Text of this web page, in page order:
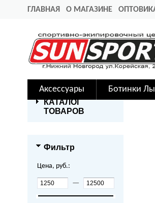
ГЛАВНАЯ О МАГАЗИНЕ
Аксессуары Ботинки
КАТАЛОГ
ТОВАРОВ
Фильтр
Цена, руб.:
—